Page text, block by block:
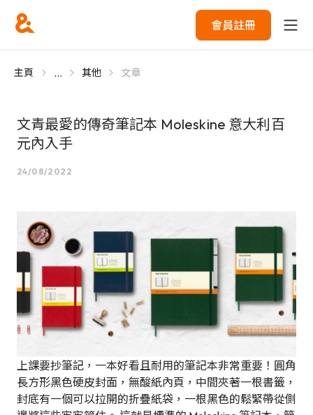
會員註冊
主頁 ... 其他 文章
文青最愛的傳奇筆記本 Moleskine 意大利百
元內入手
24/08/2022
上課要抄筆記，一本好看且耐用的筆記本非常重要！圓角
長方形黑色硬皮封面，無酸紙內頁，中間夾著一根書籤，
封底有一個可以拉開的折疊紙袋，一根黑色的鬆緊帶從側